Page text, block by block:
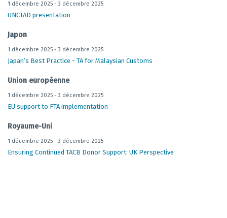
1 décembre 2025 - 3 décembre 2025
UNCTAD presentation
Japon
1 décembre 2025 - 3 décembre 2025
Japan’s Best Practice - TA for Malaysian Customs
Union européenne
1 décembre 2025 - 3 décembre 2025
EU support to FTA implementation
Royaume-Uni
1 décembre 2025 - 3 décembre 2025
Ensuring Continued TACB Donor Support: UK Perspective